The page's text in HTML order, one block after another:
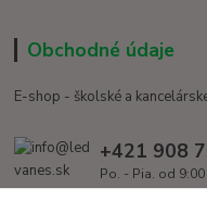
Obchodné údaje
E-shop - školské a
+421 908
Po. - Pia. od